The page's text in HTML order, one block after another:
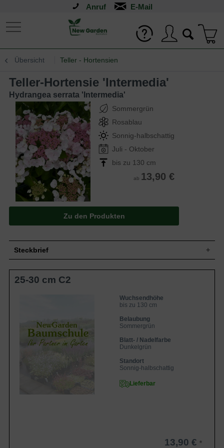
Anruf
Übersicht Teller - Hortensien
Teller-Hortensie 'Intermedia'
Hydrangea serrata 'Intermedia'
Sommergrün
Rosablau
Sonnig-halbschattig
Juli - Oktober
bis zu 130 cm
ab 13,90 €
Zu den Produkten
Steckbrief
Wuchs
Kleiner Strauch, aufrecht, gut verweigt,
buschig und kompakt, bis zu 130 cm hoch
Sommergrün, eiförmig bis oval, am Ende
zugespitzt, gesägter Rand, mattglänzend,
dunkelgrün, ca. 10 cm lang
Frucht
Unscheinbare Kapseln
Rosa-blau, in tellerartigen und 10 bis 20
cm großen Schirmrispen, reichblühend
Rinde
Die Hydrangea serrata 'Intermedia'
25-30 cm C2
Wuchsendhöhe
bis zu 130 cm
Belaubung
Sommergrün
Blatt- / Nadelfarbe
Dunkelgrün
Standort
Sonnig-halbschattig
Lieferbar
13,90 €